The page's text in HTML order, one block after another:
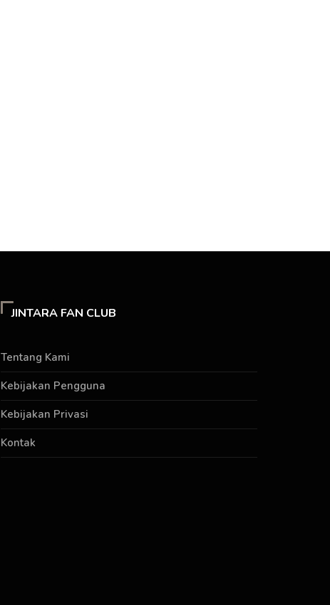
JINTARA FAN CLUB
Tentang Kami
Kebijakan Pengguna
Kebijakan Privasi
Kontak